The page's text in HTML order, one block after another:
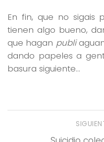
En fin, que no sigais
tienen algo bueno,
que hagan publi
dando papeles a
basura siguiente…